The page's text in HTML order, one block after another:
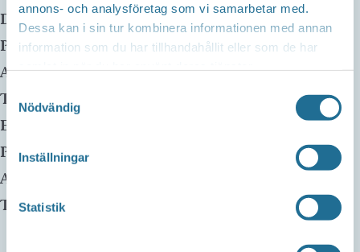
annons- och analysföretag som vi samarbetar med.
Dessa kan i sin tur kombinera informationen med annan
information som du har tillhandahållit eller som de har
Samtyckesval
Nödvändig
Inställningar
Statistik
Datum: 22 april kl 13:30-16:30
Plats:Hällagården
Adress: Borensberg,
Telefon:
E-mail:
Pris:100:-
Arrangör:
Telefonnummer arrangör: